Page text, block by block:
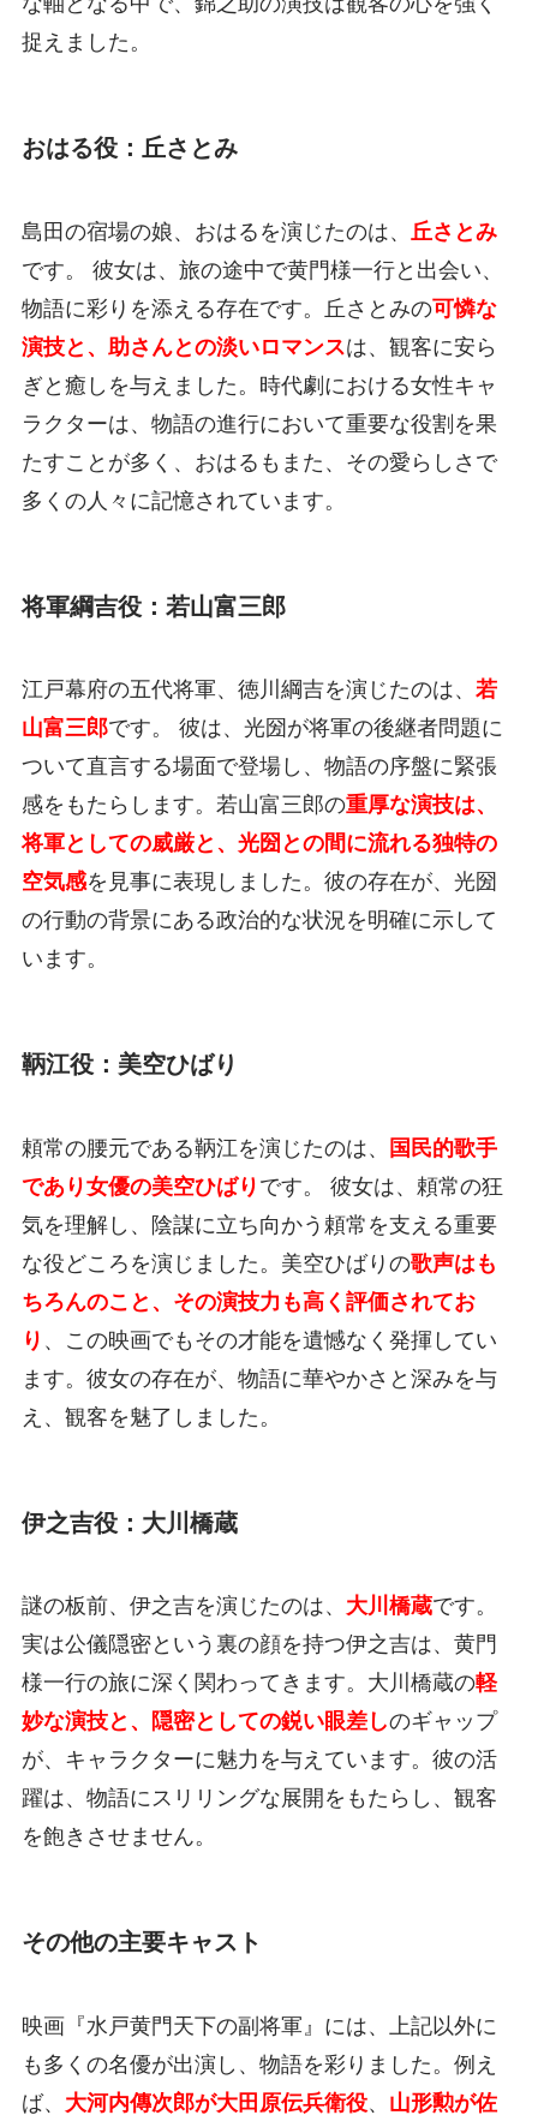
捉えました。
おはる役：丘さとみ
島田の宿場の娘、おはるを演じたのは、
丘さとみ
です。 彼女は、旅の途中で黄門様一行と出会い、
物語に彩りを添える存在です。丘さとみの可憐な
演技と、助さんとの淡いロマンスは、観客に安ら
ぎと癒しを与えました。時代劇における女性キャ
ラクターは、物語の進行において重要な役割を果
たすことが多く、おはるもまた、その愛らしさで
多くの人々に記憶されています。
将軍綱吉役：若山富三郎
江戸幕府の五代将軍、徳川綱吉を演じたのは、 若
山富三郎です。 彼は、光圀が将軍の後継者問題に
ついて直言する場面で登場し、物語の序盤に緊張
感をもたらします。若山富三郎の重厚な演技は、
将軍としての威厳と、光圀との間に流れる独特の
空気感を見事に表現しました。彼の存在が、光圀
の行動の背景にある政治的な状況を明確に示して
います。
鞆江役：美空ひばり
頼常の腰元である鞆江を演じたのは、
国民的歌手
であり女優の美空ひばり です。 彼女は、頼常の狂
気を理解し、陰謀に立ち向かう頼常を支える重要
な役どころを演じました。美空ひばりの歌声はも
ちろんのこと、その演技力も高く評価されてお
り 、この映画でもその才能を遺憾なく発揮してい
ます。彼女の存在が、物語に華やかさと深みを与
え、観客を魅了しました。
伊之吉役：大川橋蔵
謎の板前、伊之吉を演じたのは、 大川橋蔵です。
実は公儀隠密という裏の顔を持つ伊之吉は、黄門
様一行の旅に深く関わってきます。大川橋蔵の軽
妙な演技と、隠密としての鋭い眼差しのギャップ
が、キャラクターに魅力を与えています。彼の活
躍は、物語にスリリングな展開をもたらし、観客
を飽きさせません。
その他の主要キャスト
映画『水戸黄門天下の副将軍』には、上記以外に
も多くの名優が出演し、物語を彩りました。例え
ば、 大河内傳次郎が大田原伝兵衛役、 山形勲が佐